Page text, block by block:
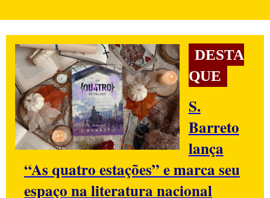
DESTA
QUE
S.
Barreto
lança
“As quatro estações” e marca seu
espaço na literatura nacional